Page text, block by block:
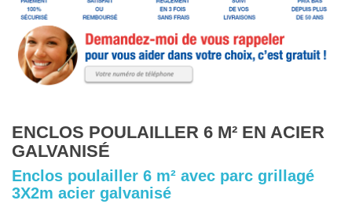
ENCLOS POULAILLER 6 M² EN ACIER
GALVANISÉ
Enclos poulailler 6 m² avec parc grillagé
3X2m acier galvanisé